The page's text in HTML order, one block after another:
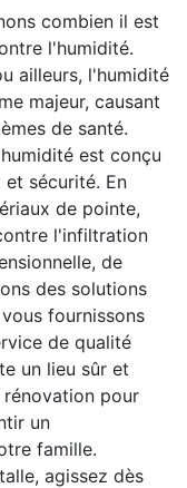
combien il est
l'humidité.
ailleurs, l'humidité
majeur, causant
de santé.
est conçu
sécurité. En
de pointe,
l'infiltration
de
des solutions
fournissons
de qualité
un lieu sûr et
pour
un
famille.
agissez dès